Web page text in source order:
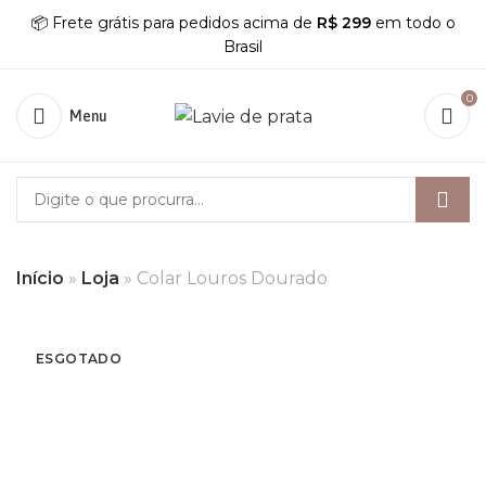
📦 Frete grátis para pedidos acima de R$ 299 em todo o
Brasil
Menu
0
Início » Loja » Colar Louros Dourado
ESGOTADO